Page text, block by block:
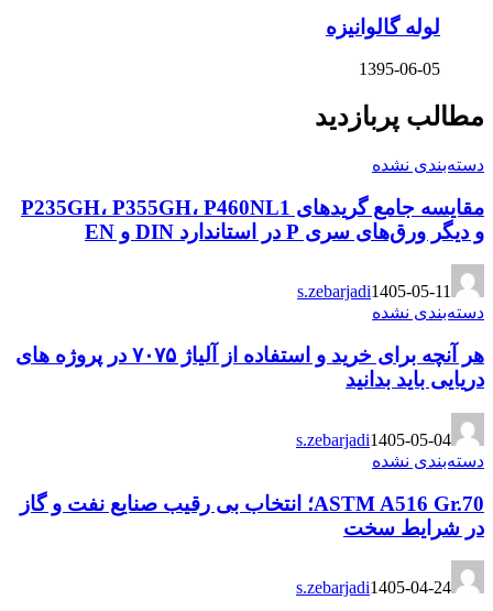
لوله گالوانیزه
1395-06-05
مطالب پربازدید
دسته‌بندی نشده
مقایسه جامع گریدهای P235GH، P355GH، P460NL1
و دیگر ورق‌های سری P در استاندارد DIN و EN
s.zebarjadi1405-05-11
دسته‌بندی نشده
هر آنچه برای خرید و استفاده از آلیاژ ۷۰۷۵ در پروژه های
دریایی باید بدانید
s.zebarjadi1405-05-04
دسته‌بندی نشده
ASTM A516 Gr.70؛ انتخاب بی رقیب صنایع نفت و گاز
در شرایط سخت
s.zebarjadi1405-04-24